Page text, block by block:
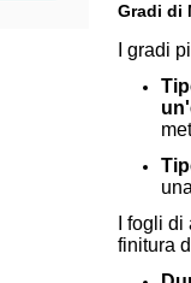
Gradi di
I gradi
I fogli
finitura